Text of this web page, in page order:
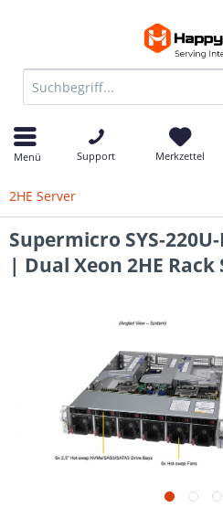
Menü Support Merkzettel
2HE Server
Supermicro SYS-
| Dual Xeon 2HE Rack